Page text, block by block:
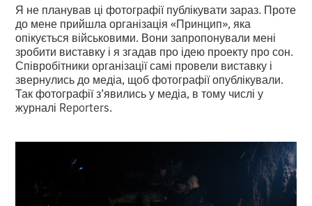
Я не планував ці фотографії публікувати зараз. Проте
до мене прийшла організація «Принцип», яка
опікується військовими. Вони запропонували мені
зробити виставку і я згадав про ідею проекту про сон.
Співробітники організації самі провели виставку і
звернулись до медіа, щоб фотографії опублікували.
Так фотографії з’явились у медіа, в тому числі у
журналі Reporters.